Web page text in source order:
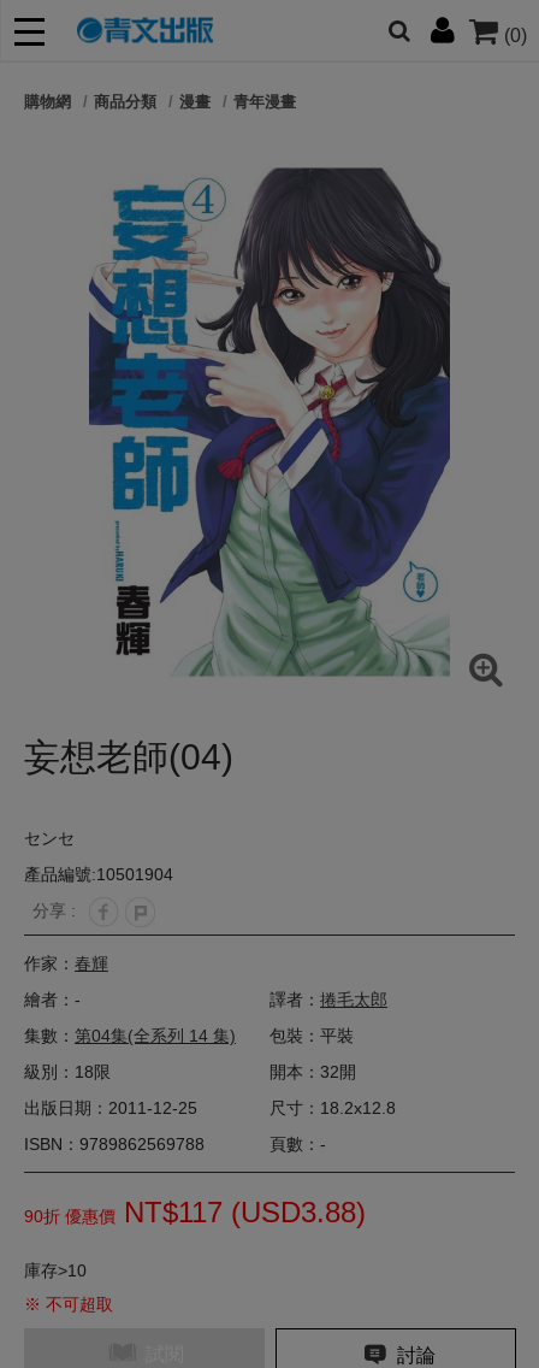
(0)
朋友們，提高警覺！
購物網 商品分類 漫畫 青年漫畫
妄想老師(04)
センセ
產品編號:10501904
分享 :
作家： 春輝
繪者：-
譯者： 捲毛太郎
集數： 第04集(全系列 14 集)
包裝：平裝
級別：18限
開本：32開
出版日期：2011-12-25
尺寸：18.2x12.8
ISBN：9789862569788
頁數：-
90折 優惠價 NT$117 (USD3.88)
庫存>10
※ 不可超取
討論